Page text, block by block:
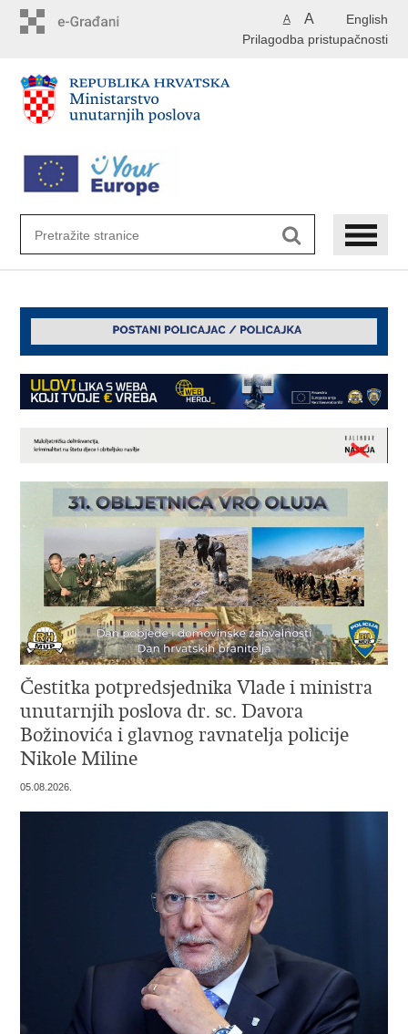
English
A A
Prilagodba pristupačnosti
Čestitka potpredsjednika Vlade i ministra
unutarnjih poslova dr. sc. Davora
Božinovića i glavnog ravnatelja policije
Nikole Miline
05.08.2026.